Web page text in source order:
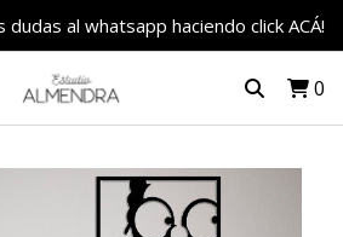
al whatsapp haciendo click ACÁ!
0